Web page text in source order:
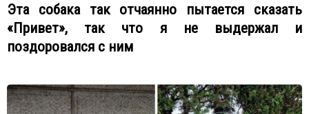
Эта собака так отчаянно пытается сказать
«Привет», так что я не выдержал и
поздоровался с ним